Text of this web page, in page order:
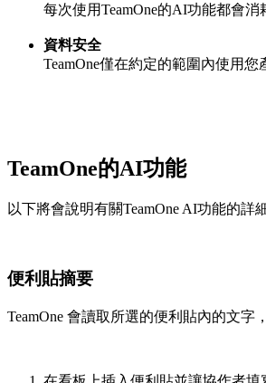
每次使用TeamOne的AI功能都會
資料安全
TeamOne僅在約定的範圍內使用
TeamOne的AI功能
以下將會說明有關TeamOne AI功能的
便利貼摘要
TeamOne 會讀取所選的便利貼內的文字